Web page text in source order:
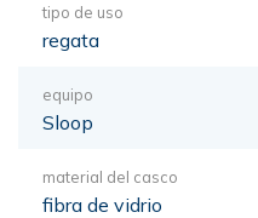
tipo de uso
regata
equipo
Sloop
material del casco
fibra de vidrio